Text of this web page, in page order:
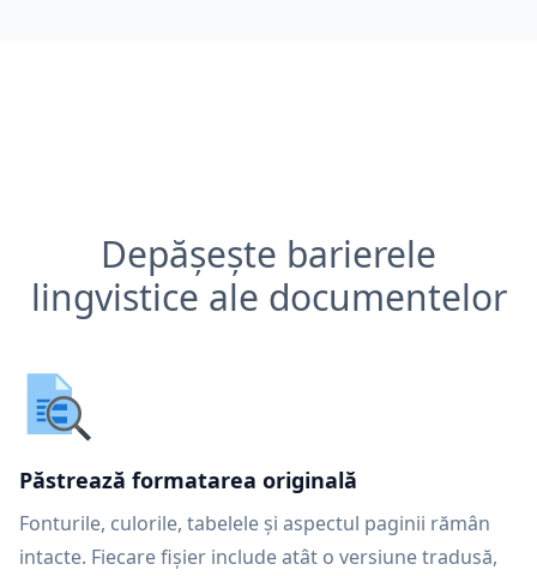
Depășește barierele
lingvistice ale documentelor
Păstrează formatarea originală
Fonturile, culorile, tabelele și aspectul paginii rămân
intacte. Fiecare fișier include atât o versiune tradusă,